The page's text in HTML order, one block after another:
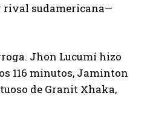
rival sudamericana—
Jhon Lucumí hizo
116 minutos, Jaminton
de Granit Xhaka,